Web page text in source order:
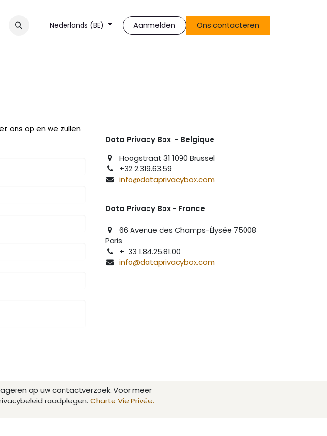
Nederlands (BE) Aanmelden Ons contacteren
ons op en we zullen
Data Privacy Box - Belgique
Hoogstraat 31 1090 Brussel
+32 2.319.63.59
info@dataprivacybox.com
Data Privacy Box - France
66 Avenue des Champs-Élysée 75008
Paris
+ 33 1.84.25.81.00
info@dataprivacybox.com
op uw contactverzoek. Voor meer
raadplegen. Charte Vie Privée.